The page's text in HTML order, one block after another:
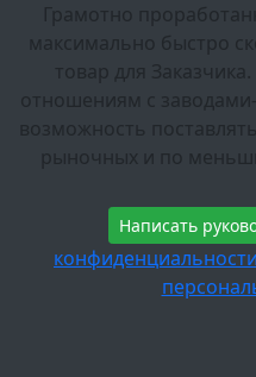
Грамотно
максимально быстро
товар для
отношениям с
возможность
рыночных и по
Написать
конфиденциальности